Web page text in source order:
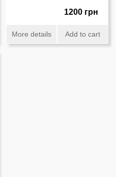
1200 грн
More details Add to cart